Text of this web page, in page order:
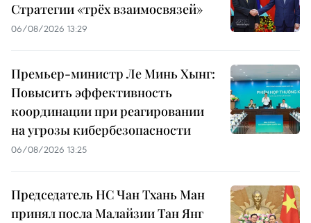
Стратегии «трёх взаимосвязей»
06/08/2026 13:29
Премьер-министр Ле Минь Хынг:
Повысить эффективность
координации при реагировании
на угрозы кибербезопасности
06/08/2026 13:25
Председатель НС Чан Тхань Ман
принял посла Малайзии Тан Янг